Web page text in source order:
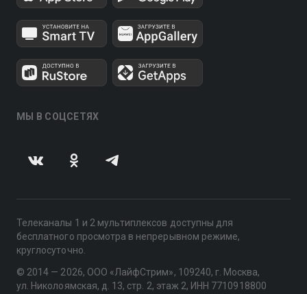
МЫ В СОЦСЕТЯХ
Телеканалы 1 и 2 мультиплексов доступны для
бесплатного просмотра в непрерывном режиме,
круглосуточно.
© 2014 — 2026, ООО «ЛайфСтрим», 109240, г. Москва,
ул. Николоямская, д. 13, стр. 2, этаж 2, ИНН 7710918800